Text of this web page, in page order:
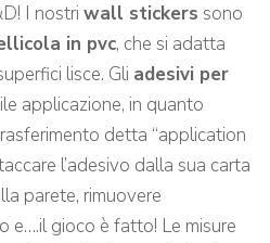
I nostri wall stickers sono
in pvc, che si adatta
lisce. Gli adesivi per
applicazione, in quanto
detta “application
l’adesivo dalla sua carta
parete, rimuovere
e….il gioco è fatto! Le misure